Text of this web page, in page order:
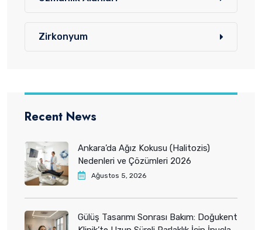
Zirkonyum
Recent News
Ankara’da Ağız Kokusu (Halitozis)
Nedenleri ve Çözümleri 2026
Ağustos 5, 2026
Gülüş Tasarımı Sonrası Bakım: Doğukent